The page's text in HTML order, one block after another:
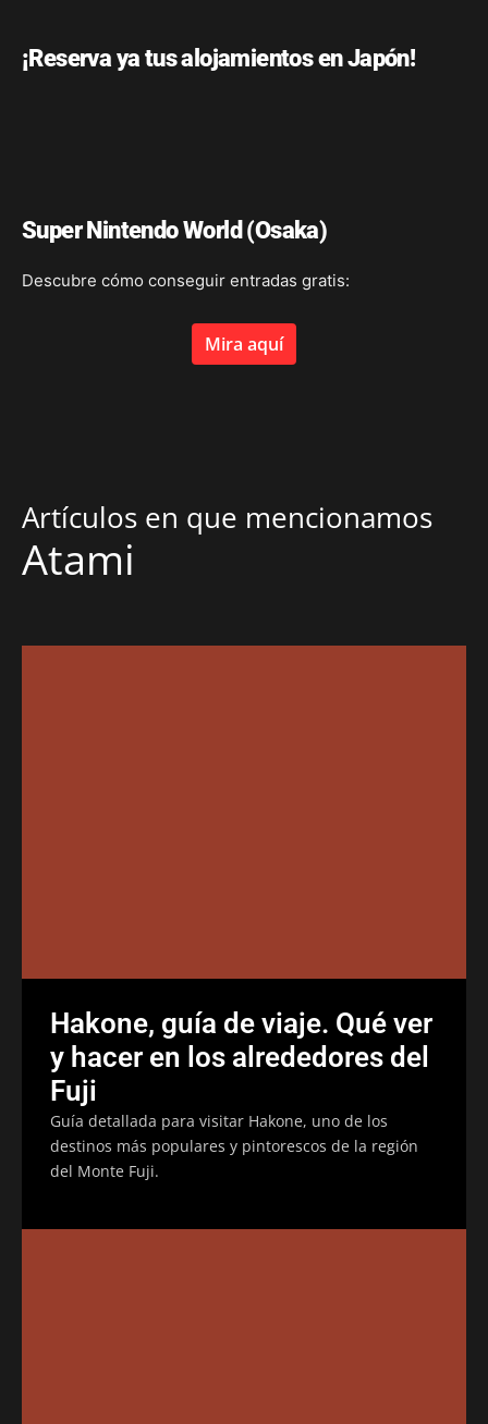
¡Reserva ya tus alojamientos en Japón!
Super Nintendo World (Osaka)
Descubre cómo conseguir entradas gratis:
Mira aquí
Artículos en que mencionamos
Atami
Hakone, guía de viaje. Qué ver
y hacer en los alrededores del
Fuji
Guía detallada para visitar Hakone, uno de los
destinos más populares y pintorescos de la región
del Monte Fuji.